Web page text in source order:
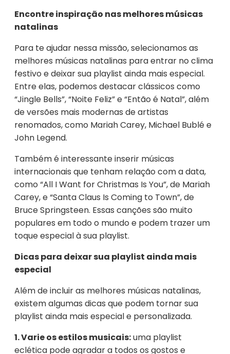
Encontre inspiração nas melhores músicas
natalinas
Para te ajudar nessa missão, selecionamos as
melhores músicas natalinas para entrar no clima
festivo e deixar sua playlist ainda mais especial.
Entre elas, podemos destacar clássicos como
“Jingle Bells”, “Noite Feliz” e “Então é Natal”, além
de versões mais modernas de artistas
renomados, como Mariah Carey, Michael Bublé e
John Legend.
Também é interessante inserir músicas
internacionais que tenham relação com a data,
como “All I Want for Christmas Is You”, de Mariah
Carey, e “Santa Claus Is Coming to Town”, de
Bruce Springsteen. Essas canções são muito
populares em todo o mundo e podem trazer um
toque especial à sua playlist.
Dicas para deixar sua playlist ainda mais
especial
Além de incluir as melhores músicas natalinas,
existem algumas dicas que podem tornar sua
playlist ainda mais especial e personalizada.
1. Varie os estilos musicais:uma playlist
eclética pode agradar a todos os gostos e